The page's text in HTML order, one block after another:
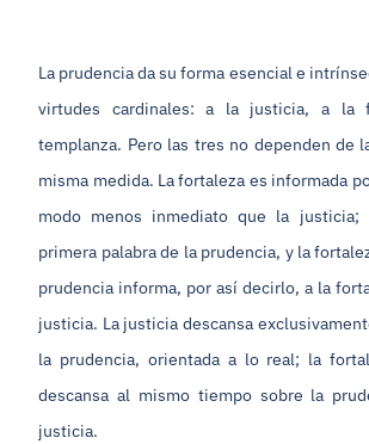
La prudencia da su forma esencial e
virtudes cardinales: a la justicia, a la
templanza. Pero las tres no dependen de
misma medida. La fortaleza es informada
modo menos inmediato que la
primera palabra de la prudencia, y la
prudencia informa, por así decirlo, a la
justicia. La justicia descansa
la prudencia, orientada a lo real; la
descansa al mismo tiempo sobre la
justicia.